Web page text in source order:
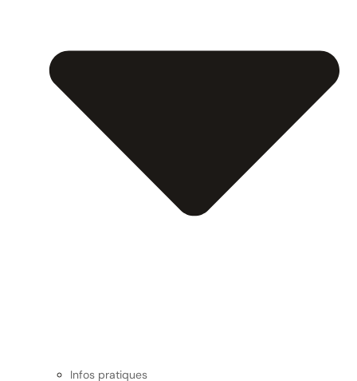
Infos pratiques